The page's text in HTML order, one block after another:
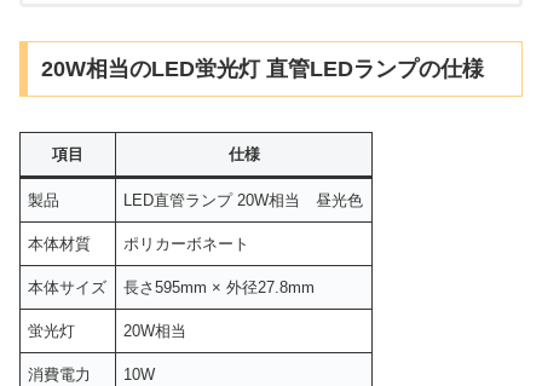
20W相当のLED蛍光灯 直管LEDランプの仕様
項目 仕様
製品 LED直管ランプ 20W相当 昼光色
本体材質 ポリカーボネート
本体サイズ 長さ595mm × 外径27.8mm
蛍光灯 20W相当
消費電力 10W